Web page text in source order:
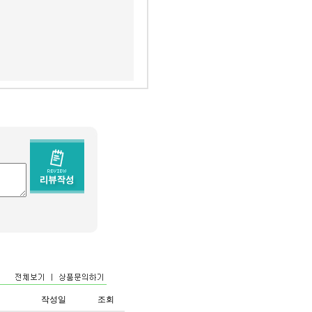
작성일 조회